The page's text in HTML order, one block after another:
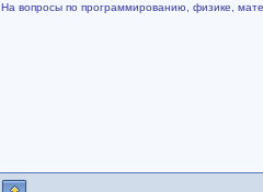
На вопросы по программированию, физике,